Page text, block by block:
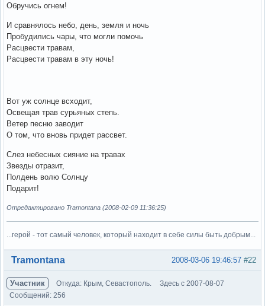
Обручись огнем!
И сравнялось небо, день, земля и ночь
Пробудились чары, что могли помочь
Расцвести травам,
Расцвести травам в эту ночь!
Вот уж солнце всходит,
Освещая трав сурьяных степь.
Ветер песню заводит
О том, что вновь придет рассвет.
Слез небесных сияние на травах
Звезды отразит,
Полдень волю Солнцу
Подарит!
Отредактировано Tramontana (2008-02-09 11:36:25)
...герой - тот самый человек, который находит в себе силы быть добрым...
Вне форума #22
2008-03-06 19:46:57
Tramontana
Участник Откуда: Крым, Севастополь.
Здесь с 2007-08-07
Сообщений: 256